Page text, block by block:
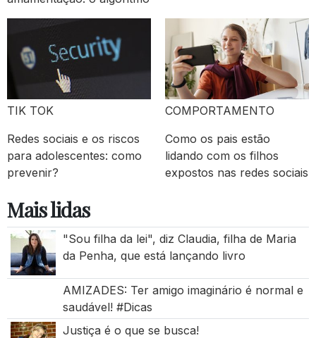
TIK TOK
Redes sociais e os riscos
para adolescentes: como
prevenir?
COMPORTAMENTO
Como os pais estão
lidando com os filhos
expostos nas redes sociais
Mais lidas
"Sou filha da lei", diz Claudia, filha de Maria
da Penha, que está lançando livro
AMIZADES: Ter amigo imaginário é normal e
saudável! #Dicas
Justiça é o que se busca!